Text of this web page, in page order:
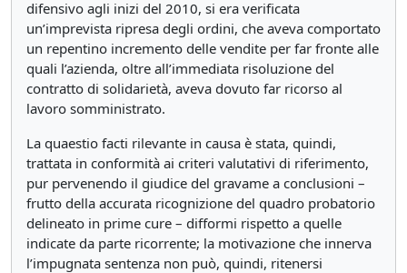
difensivo agli inizi del 2010, si era verificata
un’imprevista ripresa degli ordini, che aveva comportato
un repentino incremento delle vendite per far fronte alle
quali l’azienda, oltre all’immediata risoluzione del
contratto di solidarietà, aveva dovuto far ricorso al
lavoro somministrato.
La quaestio facti rilevante in causa è stata, quindi,
trattata in conformità ai criteri valutativi di riferimento,
pur pervenendo il giudice del gravame a conclusioni –
frutto della accurata ricognizione del quadro probatorio
delineato in prime cure – difformi rispetto a quelle
indicate da parte ricorrente; la motivazione che innerva
l’impugnata sentenza non può, quindi, ritenersi